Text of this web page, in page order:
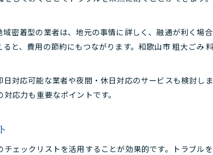
料回収でよくあるトラブルとその対策
山市の不用品回収で注意したい無料条件
利用時に押さえたい安全な手順
品回収業者依頼の安全な流れを解説
合い不要の不用品回収サービスの特徴
密着型の業者は、地元の事情に詳しく、融通が利く場
と、費用の節約にもつながります。和歌山市 粗大ごみ
対応可能な業者や夜間・休日対応のサービスも検討し
応力も重要なポイントです。
ェックリストを活用することが効果的です。トラブル